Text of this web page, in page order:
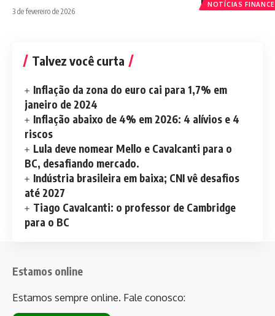
NOTÍCIAS
3 de fevereiro de 2026
Talvez você curta
Inflação da zona do euro cai para 1,7% em
janeiro de 2024
Inflação abaixo de 4% em 2026: 4 alívios e 4
riscos
Lula deve nomear Mello e Cavalcanti para o
BC, desafiando mercado.
Indústria brasileira em baixa; CNI vê desafios
até 2027
Tiago Cavalcanti: o professor de Cambridge
para o BC
Estamos online
Estamos sempre online. Fale conosco: